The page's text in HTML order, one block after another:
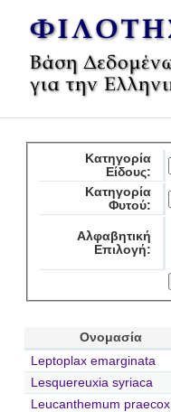
Κατηγορία
Είδους:
Κατηγορία
Φυτού:
Αλφαβητική
Επιλογή:
Ονομασία
Leptoplax emarginata
Lesquereuxia syriaca
Leucanthemum praecox